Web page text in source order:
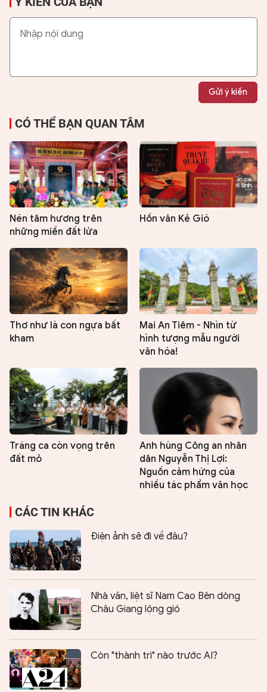
Gửi ý kiến
CÓ THỂ BẠN QUAN TÂM
Nén tâm hương trên
những miền đất lửa
Hồn văn Kẻ Gió
Thơ như là con ngựa bất
kham
Mai An Tiêm - Nhìn từ
hình tượng mẫu người
văn hóa!
Tráng ca còn vọng trên
đất mỏ
Anh hùng Công an nhân
dân Nguyễn Thị Lợi:
Nguồn cảm hứng của
nhiều tác phẩm văn học
CÁC TIN KHÁC
Điện ảnh sẽ đi về đâu?
Nhà văn, liệt sĩ Nam Cao Bên dòng
Châu Giang lộng gió
Còn "thành trì" nào trước AI?